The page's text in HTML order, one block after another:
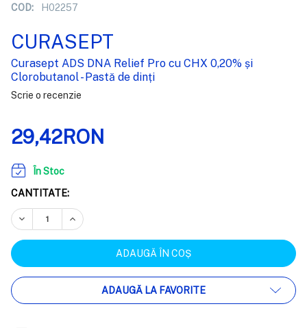
COD: H02257
CURASEPT
Curasept ADS DNA Relief Pro cu CHX 0,20% și
Clorobutanol - Pastă de dinți
Scrie o recenzie
29,42RON
În Stoc
CANTITATE:
REDUCEȚI CANTITATEA:
CREȘTEȚI CANTITATEA:
ADAUGĂ LA FAVORITE